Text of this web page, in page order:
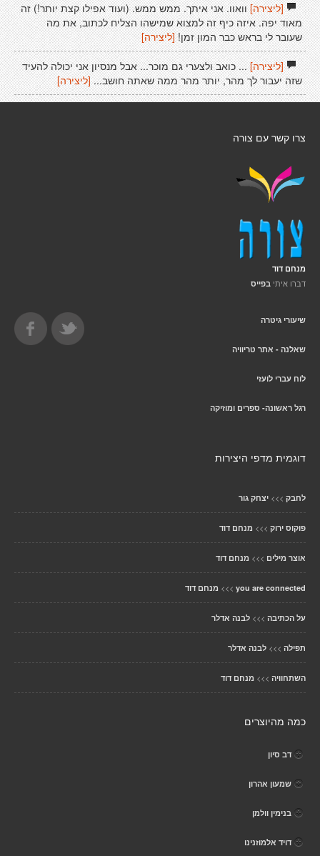
[ליצירה]וואוו. אני איתך. ממש ממש. (ועוד אפילו קצת יותר!) זה
מאוד יפה. איזה כיף זה למצוא שמישהו הצליח לכתוב, את מה
שעובר לי בראש כבר המון זמן![ליצירה]
[ליצירה]... כואב ולצערי גם מוכר... אבל מנסיון אני יכולה להעיד
שזה יעבור לך מהר, יותר מהר ממה שאתה חושב... [ליצירה]
צרו קשר עם צורה
מנחם דוד
דברו איתי בפייס
שיעורי גיטרה
שאלנה - אתר טריוויה
לוח עברי לועזי
רגל ראשונה- ספרים ומוזיקה
דוגמית מדפי היצירות
לחבק >>> יצחק גור
פוקוס ירוק >>> מנחם דוד
אוצר מילים >>> מנחם דוד
you are connected
>>> מנחם דוד
על הכתיבה >>> לבנה אדלר
תפילה >>> לבנה אדלר
השתחוויה >>> מנחם דוד
כמה מהיוצרים
דב סיון
שמעון אהרון
בנימין וולמן
דויד אלמוזנינו